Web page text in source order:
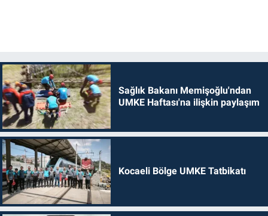
Sağlık Bakanı Memişoğlu'ndan
UMKE Haftası'na ilişkin paylaşım
Kocaeli Bölge UMKE Tatbikatı